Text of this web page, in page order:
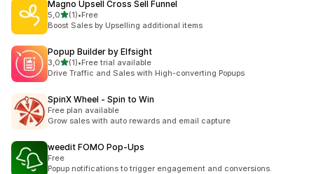
Magno Upsell Cross Sell Funnel
5,0na 5 gwiazdek
(1)
Łączna liczba recenzji: 1
•Free
Boost Sales by Upselling additional items
Popup Builder by Elfsight
3,0na 5 gwiazdek
(1)
Łączna liczba recenzji: 1
•Free trial available
Drive Traffic and Sales with High-converting Popups
SpinX Wheel ‑ Spin to Win
Free plan available
Grow sales with auto rewards and email capture
weedit FOMO Pop‑Ups
Free
Popup notifications to trigger engagement and conversions.